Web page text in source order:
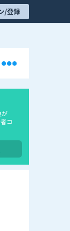
/登録
が
コ